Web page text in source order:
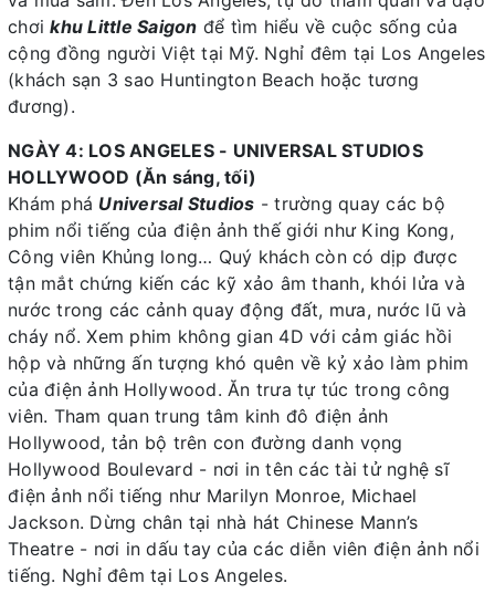
chơikhu Little Saigon để tìm hiểu về cuộc sống của
cộng đồng người Việt tại Mỹ. Nghỉ đêm tại Los Angeles
(khách sạn 3 sao Huntington Beach hoặc tương
đương).
NGÀY 4: LOS ANGELES - UNIVERSAL STUDIOS
HOLLYWOOD (Ăn sáng, tối)
Khám phá Universal Studios - trường quay các bộ
phim nổi tiếng của điện ảnh thế giới như King Kong,
Công viên Khủng long… Quý khách còn có dịp được
tận mắt chứng kiến các kỹ xảo âm thanh, khói lửa và
nước trong các cảnh quay động đất, mưa, nước lũ và
cháy nổ. Xem phim không gian 4D với cảm giác hồi
hộp và những ấn tượng khó quên về kỷ xảo làm phim
của điện ảnh Hollywood. Ăn trưa tự túc trong công
viên. Tham quan trung tâm kinh đô điện ảnh
Hollywood, tản bộ trên con đường danh vọng
Hollywood Boulevard - nơi in tên các tài tử nghệ sĩ
điện ảnh nổi tiếng như Marilyn Monroe, Michael
Jackson. Dừng chân tại nhà hát Chinese Mann’s
Theatre - nơi in dấu tay của các diễn viên điện ảnh nổi
tiếng. Nghỉ đêm tại Los Angeles.